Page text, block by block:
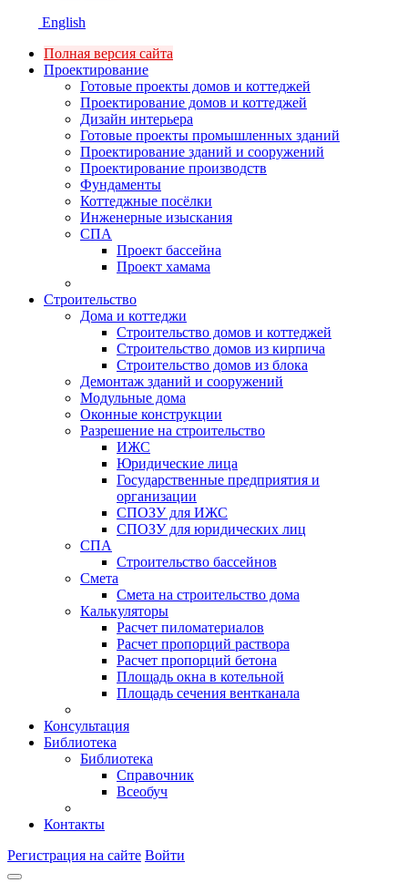
English
Полная версия сайта
Проектирование
Готовые проекты домов и коттеджей
Проектирование домов и коттеджей
Дизайн интерьера
Готовые проекты промышленных зданий
Проектирование зданий и сооружений
Проектирование производств
Фундаменты
Коттеджные посёлки
Инженерные изыскания
СПА
Проект бассейна
Проект хамама
Строительство
Дома и коттеджи
Строительство домов и коттеджей
Строительство домов из кирпича
Строительство домов из блока
Демонтаж зданий и сооружений
Модульные дома
Оконные конструкции
Разрешение на строительство
ИЖС
Юридические лица
Государственные предприятия и
организации
СПОЗУ для ИЖС
СПОЗУ для юридических лиц
СПА
Строительство бассейнов
Смета
Смета на строительство дома
Калькуляторы
Расчет пиломатериалов
Расчет пропорций раствора
Расчет пропорций бетона
Площадь окна в котельной
Площадь сечения вентканала
Консультация
Библиотека
Библиотека
Справочник
Всеобуч
Контакты
Регистрация на сайте Войти